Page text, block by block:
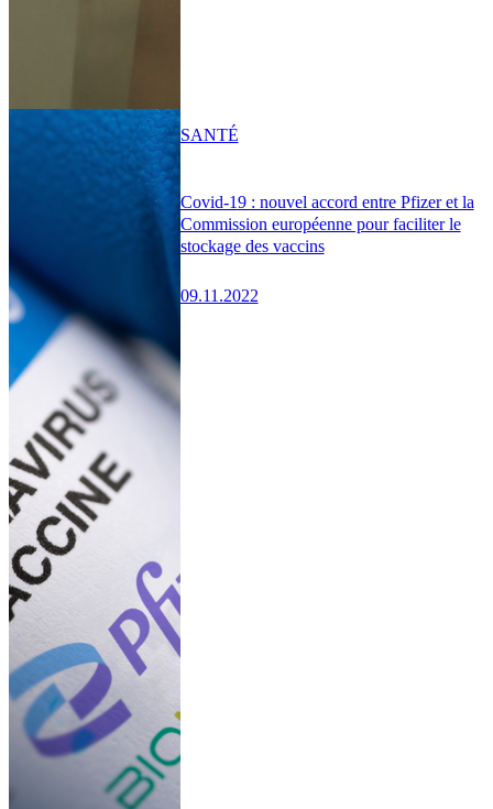
Covid-19 : nouvel accord entre Pfizer et la
Commission européenne pour faciliter le
stockage des vaccins
09.11.2022
SANTÉ